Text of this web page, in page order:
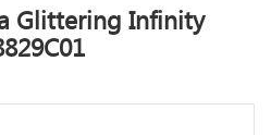
Glittering Infinity